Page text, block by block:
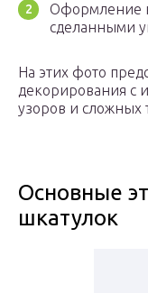
Оформление
сделанными
На этих фото
декорирования с
узоров и сложных
Основные
шкатулок